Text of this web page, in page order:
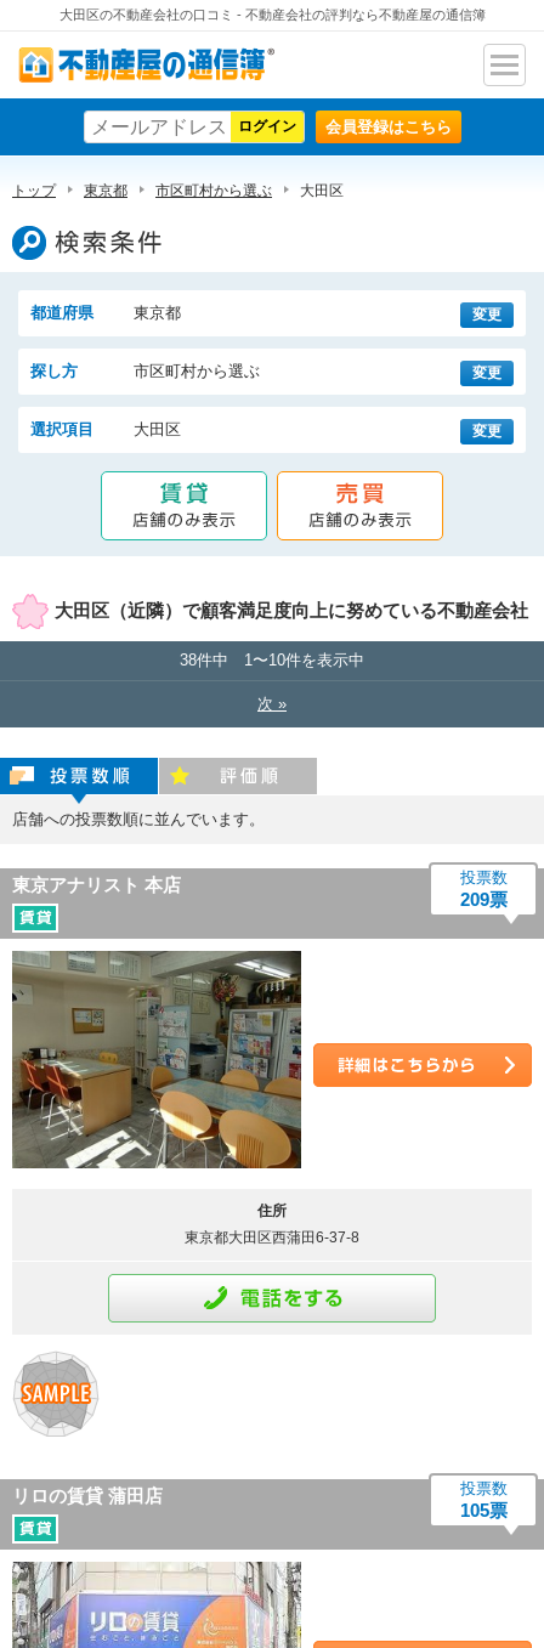
大田区の不動産会社の口コミ - 不動産会社の評判なら不動産屋の通信簿
不動産屋の通信簿
ナビ
ン
会員登録はこちら
トップ 東京都 市区町村から選ぶ 大田区
検索条件
都道府県 東京都 変更
探し方 市区町村から選ぶ 変更
選択項目 大田区 変更
大田区（近隣）で顧客満足度向上に努めている不動産会社
38件中 1〜10件を表示中
次 »
店舗への投票数順に並んでいます。
東京アナリスト 本店 投票数
209票
住所
東京都大田区西蒲田6-37-8
リロの賃貸 蒲田店 投票数
105票